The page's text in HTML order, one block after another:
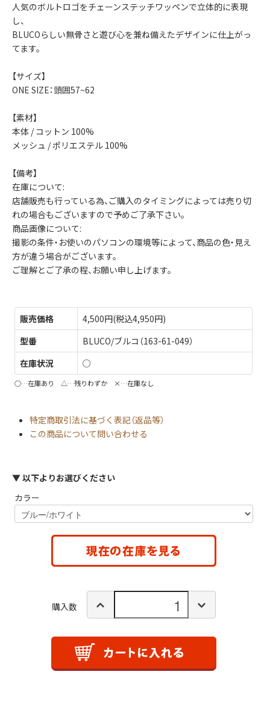
人気のボルトロゴをチェーンステッチワッペンで立体的に表現
し、
BLUCOらしい無骨さと遊び心を兼ね備えたデザインに仕上がっ
てます。
【サイズ】
ONE SIZE：頭囲57~62
【素材】
本体 / コットン 100%
メッシュ / ポリエステル 100%
【備考】
在庫について:
店舗販売も行っている為、ご購入のタイミングによっては売り切
れの場合もございますので予めご了承下さい。
商品画像について:
撮影の条件・お使いのパソコンの環境等によって、商品の色・見え
方が違う場合がございます。
ご理解とご了承の程、お願い申し上げます。
販売価格
4,500円(税込4,950円)
型番
BLUCO/ブルコ（163-61-049）
在庫状況
○
○…在庫あり △…残りわずか ×…在庫なし
特定商取引法に基づく表記（返品等）
この商品について問い合わせる
▼ 以下よりお選びください
カラー
購入数